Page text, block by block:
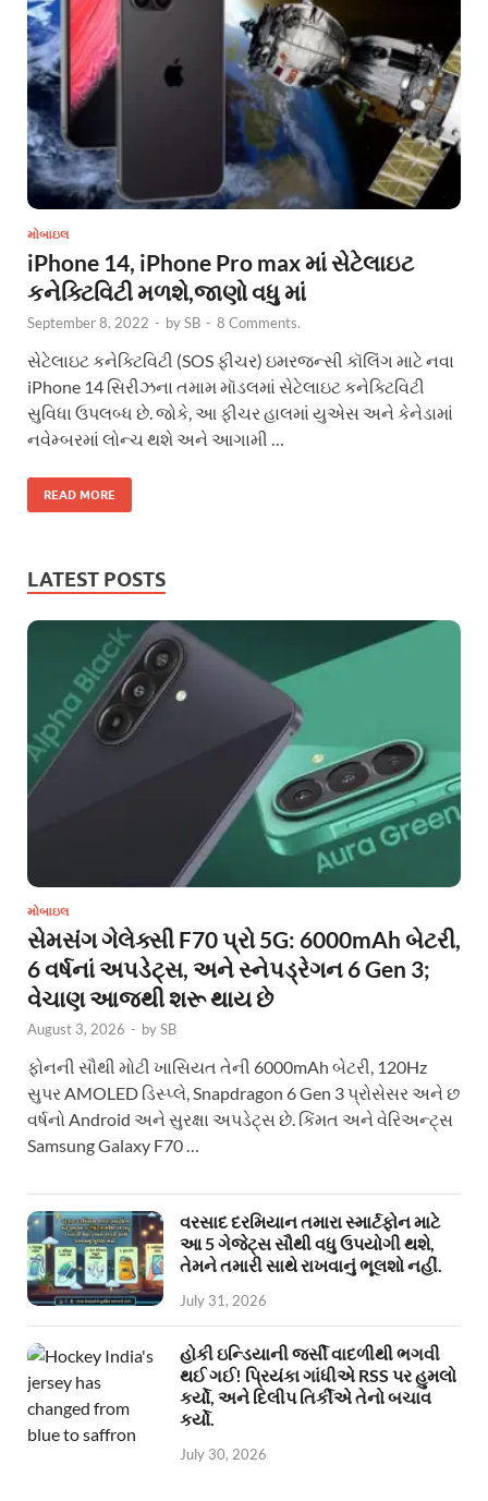
મોબાઇલ
iPhone 14, iPhone Pro max માં સેટેલાઇટ
કનેક્ટિવિટી મળશે,જાણો વધુ માં
September 8, 2022 - bySB - 8 Comments.
સેટેલાઇટ કનેક્ટિવિટી (SOS ફીચર) ઇમરજન્સી કૉલિંગ માટે નવા
iPhone 14 સિરીઝના તમામ મૉડલમાં સેટેલાઇટ કનેક્ટિવિટી
સુવિધા ઉપલબ્ધ છે. જોકે, આ ફીચર હાલમાં યુએસ અને કેનેડામાં
નવેમ્બરમાં લોન્ચ થશે અને આગામી …
READ MORE
LATEST POSTS
મોબાઇલ
સેમસંગ ગેલેક્સી F70 પ્રો 5G: 6000mAh બેટરી,
6 વર્ષનાં અપડેટ્સ, અને સ્નેપડ્રેગન 6 Gen 3;
વેચાણ આજથી શરૂ થાય છે
August 3, 2026 - bySB
ફોનની સૌથી મોટી ખાસિયત તેની 6000mAh બેટરી, 120Hz
સુપર AMOLED ડિસ્પ્લે, Snapdragon 6 Gen 3 પ્રોસેસર અને છ
વર્ષનો Android અને સુરક્ષા અપડેટ્સ છે. કિંમત અને વેરિઅન્ટ્સ
Samsung Galaxy F70 …
વરસાદ દરમિયાન તમારા સ્માર્ટફોન માટે
આ 5 ગેજેટ્સ સૌથી વધુ ઉપયોગી થશે,
તેમને તમારી સાથે રાખવાનું ભૂલશો નહીં.
July 31, 2026
હોકી ઇન્ડિયાની જર્સી વાદળીથી ભગવી
થઈ ગઈ! પ્રિયંકા ગાંધીએ RSS પર હુમલો
કર્યો, અને દિલીપ તિર્કીએ તેનો બચાવ
કર્યો.
July 30, 2026